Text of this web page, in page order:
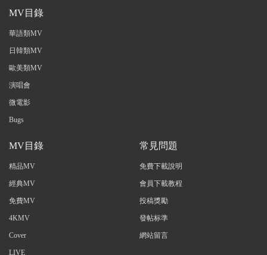
MV目錄
華語類MV
日韓類MV
歐美類MV
演唱會
微電影
Bugs
MV目錄
精品MV
經典MV
免費MV
4KMV
Cover
LIVE
常見問題
免費下載說明
會員下載教程
投稿獎勵
發帖标準
網站留言